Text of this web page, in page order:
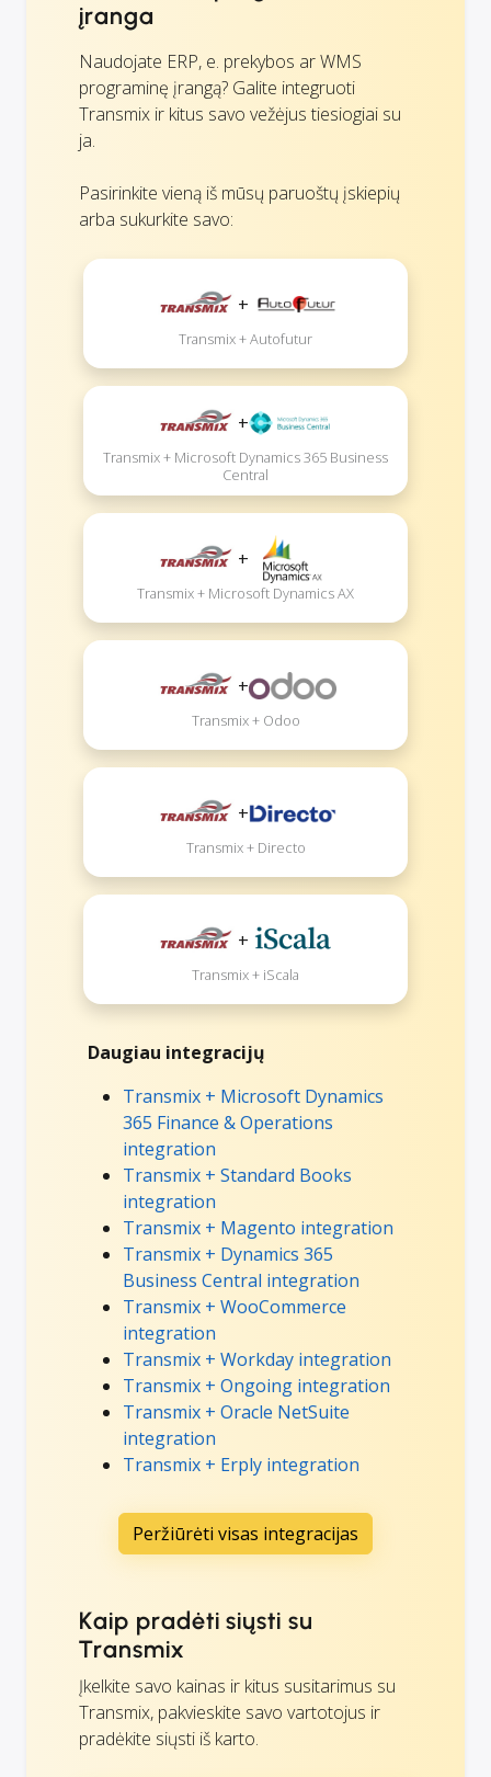
įranga
Naudojate ERP, e. prekybos ar WMS
programinę įrangą? Galite integruoti
Transmix ir kitus savo vežėjus tiesiogiai su
ja.
Pasirinkite vieną iš mūsų paruoštų įskiepių
arba sukurkite savo:
+
Transmix + Autofutur
+
Transmix + Microsoft Dynamics 365 Business
Central
+
Transmix + Microsoft Dynamics AX
+
Transmix + Odoo
+
Transmix + Directo
+
Transmix + iScala
Daugiau integracijų
Transmix + Microsoft Dynamics
365 Finance & Operations
integration
Transmix + Standard Books
integration
Transmix + Magento integration
Transmix + Dynamics 365
Business Central integration
Transmix + WooCommerce
integration
Transmix + Workday integration
Transmix + Ongoing integration
Transmix + Oracle NetSuite
integration
Transmix + Erply integration
Peržiūrėti visas integracijas
Kaip pradėti siųsti su
Transmix
Įkelkite savo kainas ir kitus susitarimus su
Transmix, pakvieskite savo vartotojus ir
pradėkite siųsti iš karto.